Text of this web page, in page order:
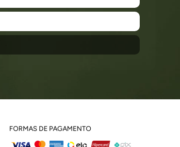
FORMAS DE PAGAMENTO